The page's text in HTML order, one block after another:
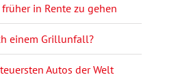
in Rente zu gehen
einem Grillunfall?
Autos der Welt